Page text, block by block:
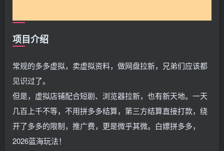
项目介绍
常规的多多虚拟，卖虚拟资料，做网盘拉新，兄弟们应该都
见识过了。
但是，虚拟店铺配合短剧、浏览器拉新，也有新天地。一天
几百上千不等，不用拼多多结算，第三方结算直接打款，绕
开了多多的限制，推广费，更是微乎其微。白嫖拼多多，
2026蓝海玩法！